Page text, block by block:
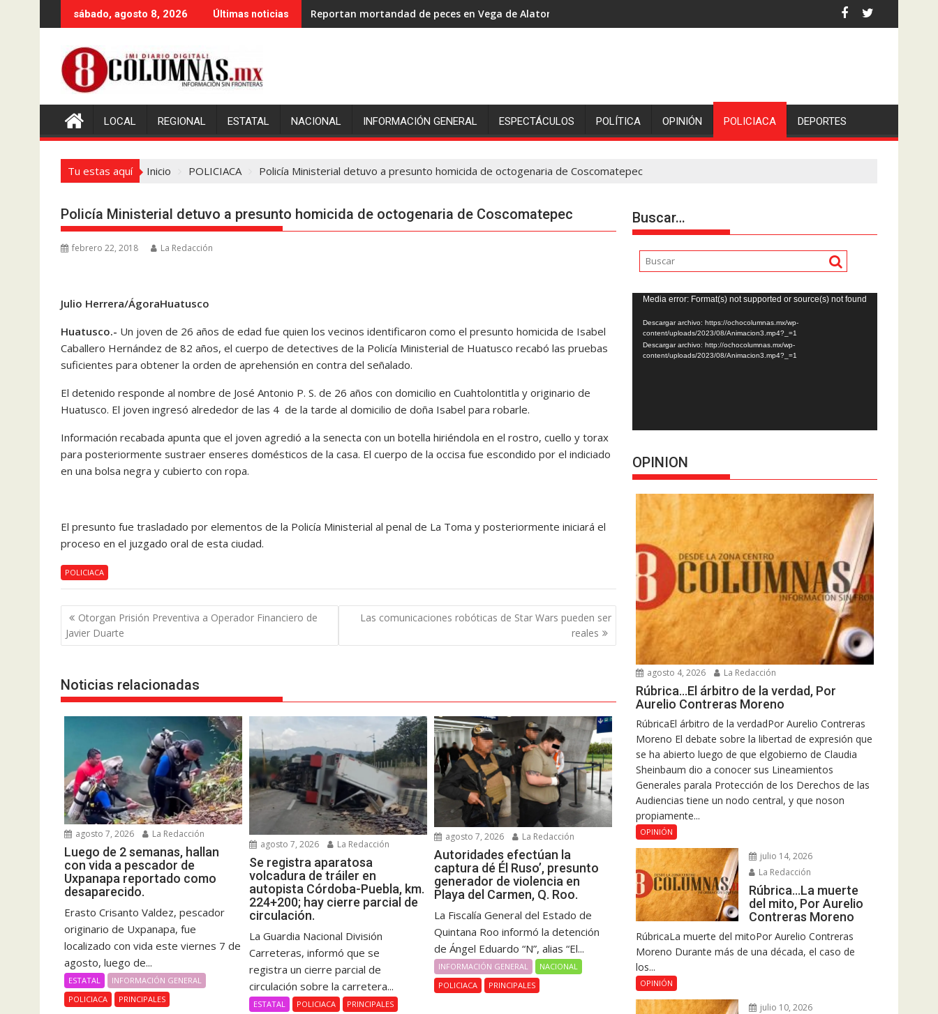
al
sábado, agosto 8, 2026 Últimas noticias Reportan mortandad de peces en Vega de Alatorre: pescadores piden escolleras para evitar nuevos casos
LOCAL REGIONAL ESTATAL NACIONAL INFORMACIÓN GENERAL ESPECTÁCULOS POLÍTICA OPINIÓN POLICIACA DEPORTES
Tu estas aquí Inicio POLICIACA Policía Ministerial detuvo a presunto homicida de octogenaria de Coscomatepec
Policía Ministerial detuvo a presunto homicida de octogenaria de Coscomatepec
febrero 22, 2018 La Redacción
Julio Herrera/ÁgoraHuatusco
Huatusco.- Un joven de 26 años de edad fue quien los vecinos identificaron como el presunto homicida de Isabel
Caballero Hernández de 82 años, el cuerpo de detectives de la Policía Ministerial de Huatusco recabó las pruebas
suficientes para obtener la orden de aprehensión en contra del señalado.
El detenido responde al nombre de José Antonio P. S. de 26 años con domicilio en Cuahtolontitla y originario de
Huatusco. El joven ingresó alrededor de las 4 de la tarde al domicilio de doña Isabel para robarle.
Información recabada apunta que el joven agredió a la senecta con un botella hiriéndola en el rostro, cuello y torax
para posteriormente sustraer enseres domésticos de la casa. El cuerpo de la occisa fue escondido por el indiciado
en una bolsa negra y cubierto con ropa.
El presunto fue trasladado por elementos de la Policía Ministerial al penal de La Toma y posteriormente iniciará el
proceso en el juzgado oral de esta ciudad.
POLICIACA
Navegación
de
entradas
Otorgan Prisión Preventiva a Operador Financiero de
Javier Duarte
Las comunicaciones robóticas de Star Wars pueden ser
reales
Noticias relacionadas
agosto 7, 2026 La Redacción
Luego de 2 semanas, hallan
con vida a pescador de
Uxpanapa reportado como
desaparecido.
Erasto Crisanto Valdez, pescador
originario de Uxpanapa, fue
localizado con vida este viernes 7 de
agosto, luego de...
ESTATAL
INFORMACIÓN GENERAL
POLICIACA
PRINCIPALES
agosto 7, 2026 La Redacción
Se registra aparatosa
volcadura de tráiler en
autopista Córdoba-Puebla, km.
224+200; hay cierre parcial de
circulación.
La Guardia Nacional División
Carreteras, informó que se
registra un cierre parcial de
circulación sobre la carretera...
ESTATAL POLICIACA
PRINCIPALES
agosto 7, 2026 La Redacción
Autoridades efectúan la
captura dé Él Ruso’, presunto
generador de violencia en
Playa del Carmen, Q. Roo.
La Fiscalía General del Estado de
Quintana Roo informó la detención
de Ángel Eduardo “N”, alias “El...
INFORMACIÓN GENERAL
NACIONAL
POLICIACA
PRINCIPALES
Buscar…
Reproductor
de
vídeo
Media error: Format(s) not supported or source(s) not found
Descargar archivo: https://ochocolumnas.mx/wp-
content/uploads/2023/08/Animacion3.mp4?_=1
Descargar archivo: http://ochocolumnas.mx/wp-
content/uploads/2023/08/Animacion3.mp4?_=1
OPINION
agosto 4, 2026 La Redacción
Rúbrica…El árbitro de la verdad, Por
Aurelio Contreras Moreno
RúbricaEl árbitro de la verdadPor Aurelio Contreras
Moreno El debate sobre la libertad de expresión que
se ha abierto luego de que elgobierno de Claudia
Sheinbaum dio a conocer sus Lineamientos
Generales parala Protección de los Derechos de las
Audiencias tiene un nodo central, y que noson
propiamente...
OPINIÓN
julio 14, 2026
La Redacción
Rúbrica…La muerte
del mito, Por Aurelio
Contreras Moreno
RúbricaLa muerte del mitoPor Aurelio Contreras
Moreno Durante más de una década, el caso de
los...
OPINIÓN
julio 10, 2026